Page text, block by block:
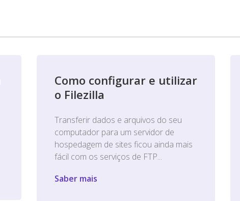
Como configurar e utilizar
o Filezilla
Transferir dados e arquivos do seu
computador para um servidor de
hospedagem de sites ficou ainda mais
fácil com os serviços de FTP...
Saber mais